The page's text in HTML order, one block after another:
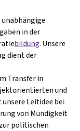
unabhängige
in der
bildung. Unsere
dient der
Transfer in
und
Leitidee bei
von Mündigkeit
politischen